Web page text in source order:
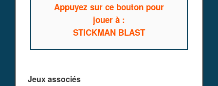
Appuyez sur ce bouton pour
jouer à :
STICKMAN BLAST
Jeux associés